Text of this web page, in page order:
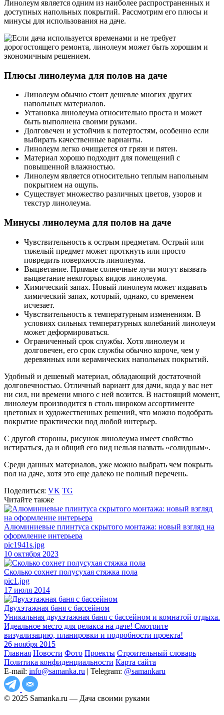
Линолеум является одним из наиболее распространенных и
доступных напольных покрытий. Рассмотрим его плюсы и
минусы для использования на даче.
Плюсы линолеума для полов на даче
Линолеум обычно стоит дешевле многих других
напольных материалов.
Установка линолеума относительно проста и может
быть выполнена своими руками.
Долговечен и устойчив к потертостям, особенно если
выбирать качественные варианты.
Линолеум легко очищается от грязи и пятен.
Материал хорошо подходит для помещений с
повышенной влажностью.
Линолеум является относительно теплым напольным
покрытием на ощупь.
Существует множество различных цветов, узоров и
текстур линолеума.
Минусы линолеума для полов на даче
Чувствительность к острым предметам. Острый или
тяжелый предмет может проткнуть или просто
повредить поверхность линолеума.
Выцветание. Прямые солнечные лучи могут вызвать
выцветание некоторых видов линолеума.
Химический запах. Новый линолеум может издавать
химический запах, который, однако, со временем
исчезает.
Чувствительность к температурным изменениям. В
условиях сильных температурных колебаний линолеум
может деформироваться.
Ограниченный срок службы. Хотя линолеум и
долговечен, его срок службы обычно короче, чем у
деревянных или керамических напольных покрытий.
Удобный и дешевый материал, обладающий достаточной
долговечностью. Отличный вариант для дачи, кода у вас нет
ни сил, ни времени много с ней возится. В настоящий момент,
линолеум производится в столь широком ассортименте
цветовых и художественных решений, что можно подобрать
покрытие практически под любой интерьер.
С другой стороны, рисунок линолеума имеет свойство
истираться, да и общий его вид нельзя назвать «солидным».
Среди данных материалов, уже можно выбрать чем покрыть
пол на даче, хотя это еще далеко не полный перечень.
Поделиться: VK TG
Читайте также
Алюминиевые плинтуса скрытого монтажа: новый взгляд на
оформление интерьера
pic1941s.jpg
10 октября 2023
Сколько сохнет полусухая стяжка пола
pic1.jpg
17 июля 2014
Двухэтажная баня с бассейном
Уникальная двухэтажная баня с бассейном и комнатой отдыха.
Идеальное место для релакса на даче! Смотрите
визуализацию, планировки и подробности проекта!
26 ноября 2015
Главная Новости Фото Проекты Строительный словарь
Политика конфиденциальности Карта сайта
E-mail: info@samanka.ru | Telegram: @samankaru
© 2025 Samanka.ru — Дача своими руками